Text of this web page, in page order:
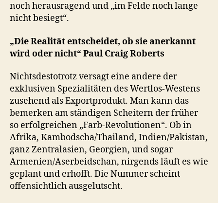
noch herausragend und „im Felde noch lange
nicht besiegt“.
„Die Realität entscheidet, ob sie anerkannt
wird oder nicht“ Paul Craig Roberts
Nichtsdestotrotz versagt eine andere der
exklusiven Spezialitäten des Wertlos-Westens
zusehend als Exportprodukt. Man kann das
bemerken am ständigen Scheitern der früher
so erfolgreichen „Farb-Revolutionen“. Ob in
Afrika, Kambodscha/Thailand, Indien/Pakistan,
ganz Zentralasien, Georgien, und sogar
Armenien/Aserbeidschan, nirgends läuft es wie
geplant und erhofft. Die Nummer scheint
offensichtlich ausgelutscht.